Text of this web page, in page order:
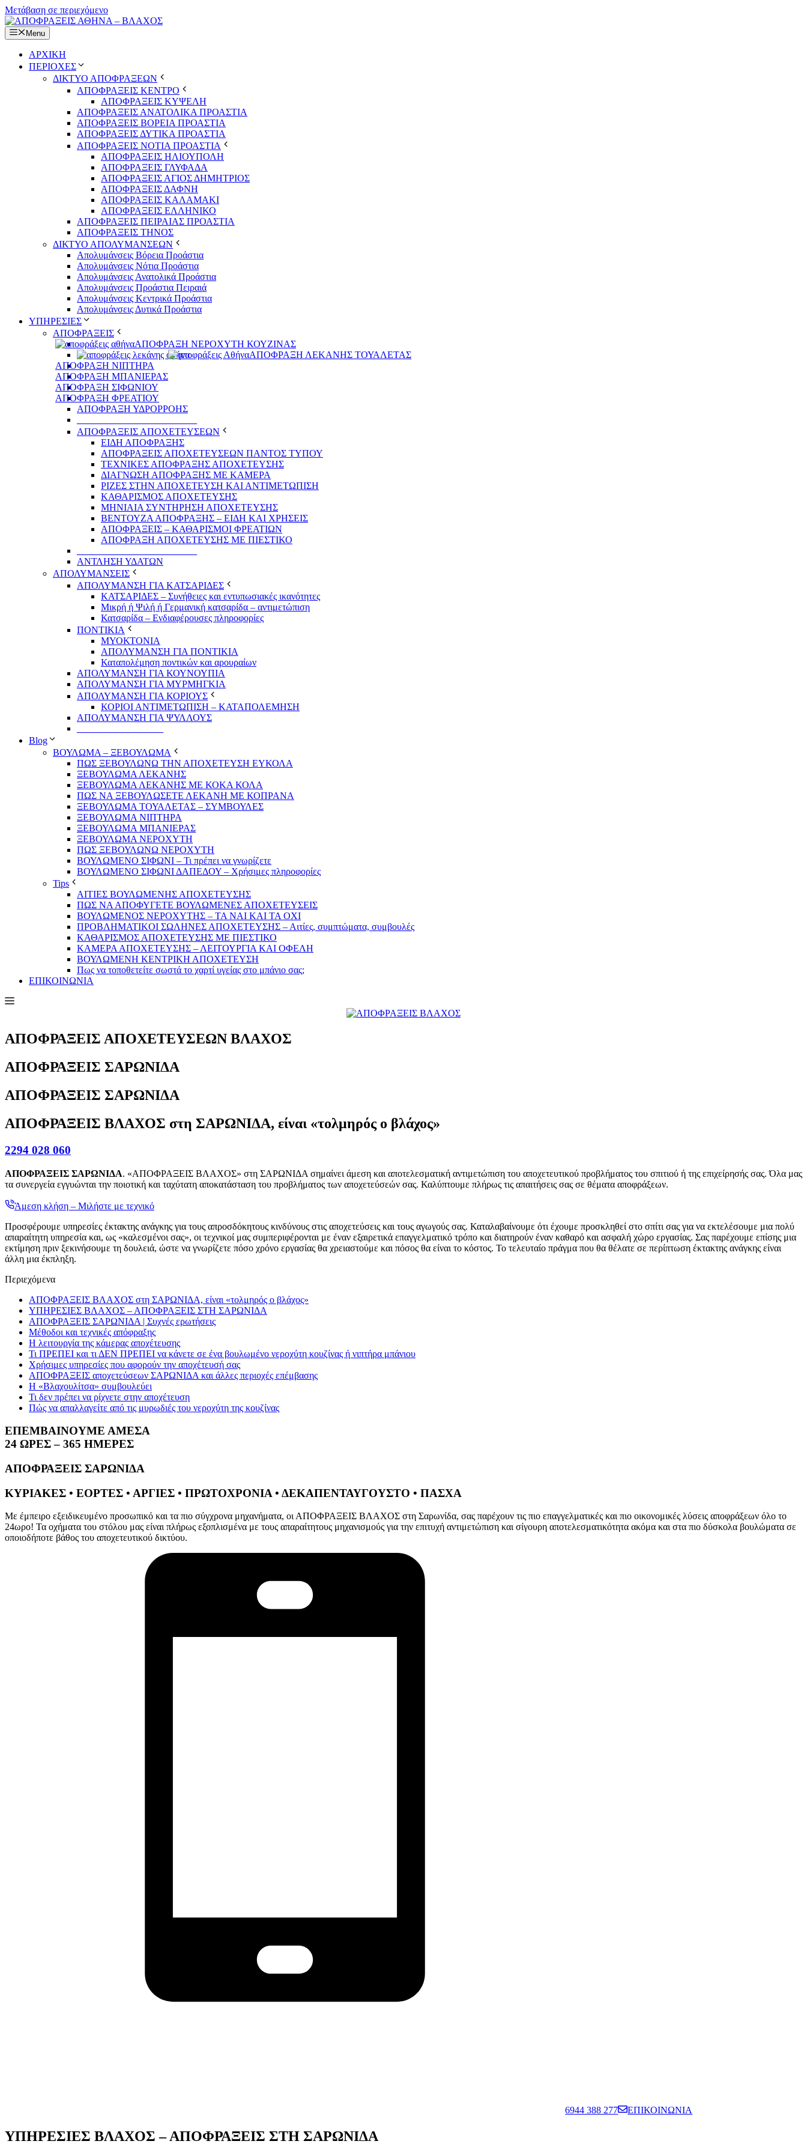
Μετάβαση σε περιεχόμενο
Menu
ΑΡΧΙΚΗ
ΠΕΡΙΟΧΕΣ
ΔΙΚΤΥΟ ΑΠΟΦΡΑΞΕΩΝ
ΑΠΟΦΡΑΞΕΙΣ ΚΕΝΤΡΟ
ΑΠΟΦΡΑΞΕΙΣ ΚΥΨΕΛΗ
ΑΠΟΦΡΑΞΕΙΣ ΑΝΑΤΟΛΙΚΑ ΠΡΟΑΣΤΙΑ
ΑΠΟΦΡΑΞΕΙΣ ΒΟΡΕΙΑ ΠΡΟΑΣΤΙΑ
ΑΠΟΦΡΑΞΕΙΣ ΔΥΤΙΚΑ ΠΡΟΑΣΤΙΑ
ΑΠΟΦΡΑΞΕΙΣ ΝΟΤΙΑ ΠΡΟΑΣΤΙΑ
ΑΠΟΦΡΑΞΕΙΣ ΗΛΙΟΥΠΟΛΗ
ΑΠΟΦΡΑΞΕΙΣ ΓΛΥΦΑΔΑ
ΑΠΟΦΡΑΞΕΙΣ ΑΓΙΟΣ ΔΗΜΗΤΡΙΟΣ
ΑΠΟΦΡΑΞΕΙΣ ΔΑΦΝΗ
ΑΠΟΦΡΑΞΕΙΣ ΚΑΛΑΜΑΚΙ
ΑΠΟΦΡΑΞΕΙΣ ΕΛΛΗΝΙΚΟ
ΑΠΟΦΡΑΞΕΙΣ ΠΕΙΡΑΙΑΣ ΠΡΟΑΣΤΙΑ
ΑΠΟΦΡΑΞΕΙΣ ΤΗΝΟΣ
ΔΙΚΤΥΟ ΑΠΟΛΥΜΑΝΣΕΩΝ
Απολυμάνσεις Βόρεια Προάστια
Απολυμάνσεις Νότια Προάστια
Απολυμάνσεις Ανατολικά Προάστια
Απολυμάνσεις Προάστια Πειραιά
Απολυμάνσεις Κεντρικά Προάστια
Απολυμάνσεις Δυτικά Προάστια
ΥΠΗΡΕΣΙΕΣ
ΑΠΟΦΡΑΞΕΙΣ
ΑΠΟΦΡΑΞΗ ΝΕΡΟΧΥΤΗ ΚΟΥΖΙΝΑΣ
ΑΠΟΦΡΑΞΗ ΛΕΚΑΝΗΣ ΤΟΥΑΛΕΤΑΣ
ΑΠΟΦΡΑΞΗ ΝΙΠΤΗΡΑ
ΑΠΟΦΡΑΞΗ ΜΠΑΝΙΕΡΑΣ
ΑΠΟΦΡΑΞΗ ΣΙΦΩΝΙΟΥ
ΑΠΟΦΡΑΞΗ ΦΡΕΑΤΙΟΥ
ΑΠΟΦΡΑΞΗ ΥΔΡΟΡΡΟΗΣ
ΑΠΟΦΡΑΞΕΙΣ ΑΠΟΧΕΤΕΥΣΕΩΝ
ΕΙΔΗ ΑΠΟΦΡΑΞΗΣ
ΑΠΟΦΡΑΞΕΙΣ ΑΠΟΧΕΤΕΥΣΕΩΝ ΠΑΝΤΟΣ ΤΥΠΟΥ
ΤΕΧΝΙΚΕΣ ΑΠΟΦΡΑΞΗΣ ΑΠΟΧΕΤΕΥΣΗΣ
ΔΙΑΓΝΩΣΗ ΑΠΟΦΡΑΞΗΣ ΜΕ ΚΑΜΕΡΑ
ΡΙΖΕΣ ΣΤΗΝ ΑΠΟΧΕΤΕΥΣΗ ΚΑΙ ΑΝΤΙΜΕΤΩΠΙΣΗ
ΚΑΘΑΡΙΣΜΟΣ ΑΠΟΧΕΤΕΥΣΗΣ
ΜΗΝΙΑΙΑ ΣΥΝΤΗΡΗΣΗ ΑΠΟΧΕΤΕΥΣΗΣ
ΒΕΝΤΟΥΖΑ ΑΠΟΦΡΑΞΗΣ – ΕΙΔΗ ΚΑΙ ΧΡΗΣΕΙΣ
ΑΠΟΦΡΑΞΕΙΣ – ΚΑΘΑΡΙΣΜΟΙ ΦΡΕΑΤΙΩΝ
ΑΠΟΦΡΑΞΗ ΑΠΟΧΕΤΕΥΣΗΣ ΜΕ ΠΙΕΣΤΙΚΟ
ΑΝΤΛΗΣΗ ΥΔΑΤΩΝ
ΑΠΟΛΥΜΑΝΣΕΙΣ
ΑΠΟΛΥΜΑΝΣΗ ΓΙΑ ΚΑΤΣΑΡΙΔΕΣ
ΚΑΤΣΑΡΙΔΕΣ – Συνήθειες και εντυπωσιακές ικανότητες
Μικρή ή Ψιλή ή Γερμανική κατσαρίδα – αντιμετώπιση
Κατσαρίδα – Ενδιαφέρουσες πληροφορίες
ΠΟΝΤΙΚΙΑ
ΜΥΟΚΤΟΝΙΑ
ΑΠΟΛΥΜΑΝΣΗ ΓΙΑ ΠΟΝΤΙΚΙΑ
Καταπολέμηση ποντικών και αρουραίων
ΑΠΟΛΥΜΑΝΣΗ ΓΙΑ ΚΟΥΝΟΥΠΙΑ
ΑΠΟΛΥΜΑΝΣΗ ΓΙΑ ΜΥΡΜΗΓΚΙΑ
ΑΠΟΛΥΜΑΝΣΗ ΓΙΑ ΚΟΡΙΟΥΣ
ΚΟΡΙΟΙ ΑΝΤΙΜΕΤΩΠΙΣΗ – ΚΑΤΑΠΟΛΕΜΗΣΗ
ΑΠΟΛΥΜΑΝΣΗ ΓΙΑ ΨΥΛΛΟΥΣ
Blog
ΒΟΥΛΩΜΑ – ΞΕΒΟΥΛΩΜΑ
ΠΩΣ ΞΕΒΟΥΛΩΝΩ ΤΗΝ ΑΠΟΧΕΤΕΥΣΗ ΕΥΚΟΛΑ
ΞΕΒΟΥΛΩΜΑ ΛΕΚΑΝΗΣ
ΞΕΒΟΥΛΩΜΑ ΛΕΚΑΝΗΣ ΜΕ ΚΟΚΑ ΚΟΛΑ
ΠΩΣ ΝΑ ΞΕΒΟΥΛΩΣΕΤΕ ΛΕΚΑΝΗ ΜΕ ΚΟΠΡΑΝΑ
ΞΕΒΟΥΛΩΜΑ ΤΟΥΑΛΕΤΑΣ – ΣΥΜΒΟΥΛΕΣ
ΞΕΒΟΥΛΩΜΑ ΝΙΠΤΗΡΑ
ΞΕΒΟΥΛΩΜΑ ΜΠΑΝΙΕΡΑΣ
ΞΕΒΟΥΛΩΜΑ ΝΕΡΟΧΥΤΗ
ΠΩΣ ΞΕΒΟΥΛΩΝΩ ΝΕΡΟΧΥΤΗ
ΒΟΥΛΩΜΕΝΟ ΣΙΦΩΝΙ – Τι πρέπει να γνωρίζετε
ΒΟΥΛΩΜΕΝΟ ΣΙΦΩΝΙ ΔΑΠΕΔΟΥ – Χρήσιμες πληροφορίες
Tips
ΑΙΤΙΕΣ ΒΟΥΛΩΜΕΝΗΣ ΑΠΟΧΕΤΕΥΣΗΣ
ΠΩΣ ΝΑ ΑΠΟΦΥΓΕΤΕ ΒΟΥΛΩΜΕΝΕΣ ΑΠΟΧΕΤΕΥΣΕΙΣ
ΒΟΥΛΩΜΕΝΟΣ ΝΕΡΟΧΥΤΗΣ – TA NAI KAI TA OXI
ΠΡΟΒΛΗΜΑΤIKOI ΣΩΛΗΝΕΣ ΑΠΟΧΕΤΕΥΣΗΣ – Αιτίες, συμπτώματα, συμβουλές
ΚΑΘΑΡΙΣΜΟΣ ΑΠΟΧΕΤΕΥΣΗΣ ΜΕ ΠΙΕΣΤΙΚΟ
ΚΑΜΕΡΑ ΑΠΟΧΕΤΕΥΣΗΣ – ΛΕΙΤΟΥΡΓΙΑ ΚΑΙ ΟΦΕΛΗ
ΒΟΥΛΩΜΕΝΗ ΚΕΝΤΡΙΚΗ ΑΠΟΧΕΤΕΥΣΗ
Πως να τοποθετείτε σωστά το χαρτί υγείας στο μπάνιο σας;
ΕΠΙΚΟΙΝΩΝΙΑ
ΑΠΟΦΡΑΞΕΙΣ ΑΠΟΧΕΤΕΥΣΕΩΝ ΒΛΑΧΟΣ
ΑΠΟΦΡΑΞΕΙΣ ΣΑΡΩΝΙΔΑ
ΑΠΟΦΡΑΞΕΙΣ ΣΑΡΩΝΙΔΑ
ΑΠΟΦΡΑΞΕΙΣ ΒΛΑΧΟΣ στη ΣΑΡΩΝΙΔΑ, είναι «τολμηρός ο βλάχος»
2294 028 060
ΑΠΟΦΡΑΞΕΙΣ ΣΑΡΩΝΙΔΑ. «ΑΠΟΦΡΑΞΕΙΣ ΒΛΑΧΟΣ» στη ΣΑΡΩΝΙΔΑ σημαίνει άμεση και αποτελεσματική αντιμετώπιση του αποχετευτικού προβλήματος του σπιτιού ή της επιχείρησής σας. Όλα μας
τα συνεργεία εγγυώνται την ποιοτική και ταχύτατη αποκατάσταση του προβλήματος των αποχετεύσεών σας. Καλύπτουμε πλήρως τις απαιτήσεις σας σε θέματα αποφράξεων.
Άμεση κλήση – Μιλήστε με τεχνικό
Προσφέρουμε υπηρεσίες έκτακτης ανάγκης για τους απροσδόκητους κινδύνους στις αποχετεύσεις και τους αγωγούς σας. Καταλαβαίνουμε ότι έχουμε προσκληθεί στο σπίτι σας για να εκτελέσουμε μια πολύ
απαραίτητη υπηρεσία και, ως «καλεσμένοι σας», οι τεχνικοί μας συμπεριφέρονται με έναν εξαιρετικά επαγγελματικό τρόπο και διατηρούν έναν καθαρό και ασφαλή χώρο εργασίας. Σας παρέχουμε επίσης μια
εκτίμηση πριν ξεκινήσουμε τη δουλειά, ώστε να γνωρίζετε πόσο χρόνο εργασίας θα χρειαστούμε και πόσος θα είναι το κόστος. Το τελευταίο πράγμα που θα θέλατε σε περίπτωση έκτακτης ανάγκης είναι
άλλη μια έκπληξη.
Περιεχόμενα
ΑΠΟΦΡΑΞΕΙΣ ΒΛΑΧΟΣ στη ΣΑΡΩΝΙΔΑ, είναι «τολμηρός ο βλάχος»
ΥΠΗΡΕΣΙΕΣ ΒΛΑΧΟΣ – ΑΠΟΦΡΑΞΕΙΣ ΣΤΗ ΣΑΡΩΝΙΔΑ
ΑΠΟΦΡΑΞΕΙΣ ΣΑΡΩΝΙΔΑ | Συχνές ερωτήσεις
Μέθοδοι και τεχνικές απόφραξης
Η λειτουργία της κάμερας αποχέτευσης
Τι ΠΡΕΠΕΙ και τι ΔΕΝ ΠΡΕΠΕΙ να κάνετε σε ένα βουλωμένο νεροχύτη κουζίνας ή νιπτήρα μπάνιου
Χρήσιμες υπηρεσίες που αφορούν την αποχέτευσή σας
ΑΠΟΦΡΑΞΕΙΣ αποχετεύσεων ΣΑΡΩΝΙΔΑ και άλλες περιοχές επέμβασης
Η «Βλαχουλίτσα» συμβουλεύει
Τι δεν πρέπει να ρίχνετε στην αποχέτευση
Πώς να απαλλαγείτε από τις μυρωδιές του νεροχύτη της κουζίνας
ΕΠΕΜΒΑΙΝΟΥΜΕ ΑΜΕΣΑ
24 ΩΡΕΣ – 365 ΗΜΕΡΕΣ
ΑΠΟΦΡΑΞΕΙΣ ΣΑΡΩΝΙΔΑ
ΚΥΡΙΑΚΕΣ • ΕΟΡΤΕΣ • ΑΡΓΙΕΣ • ΠΡΩΤΟΧΡΟΝΙΑ • ΔΕΚΑΠΕΝΤΑΥΓΟΥΣΤΟ • ΠΑΣΧΑ
Με έμπειρο εξειδικευμένο προσωπικό και τα πιο σύγχρονα μηχανήματα, οι ΑΠΟΦΡΑΞΕΙΣ ΒΛΑΧΟΣ στη Σαρωνίδα, σας παρέχουν τις πιο επαγγελματικές και πιο οικονομικές λύσεις αποφράξεων όλο το
24ωρο! Τα οχήματα του στόλου μας είναι πλήρως εξοπλισμένα με τους απαραίτητους μηχανισμούς για την επιτυχή αντιμετώπιση και σίγουρη αποτελεσματικότητα ακόμα και στα πιο δύσκολα βουλώματα σε
οποιοδήποτε βάθος του αποχετευτικού δικτύου.
6944 388 277 ΕΠΙΚΟΙΝΩΝΙΑ
ΥΠΗΡΕΣΙΕΣ ΒΛΑΧΟΣ –ΑΠΟΦΡΑΞΕΙΣ ΣΤΗ ΣΑΡΩΝΙΔΑ